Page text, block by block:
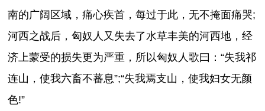
南的广阔区域，痛心疾首，每过于此，无不掩面痛哭;
河西之战后，匈奴人又失去了水草丰美的河西地，经
济上蒙受的损失更为严重，所以匈奴人歌曰：“失我祁
连山，使我六畜不蕃息”;“失我焉支山，使我妇女无颜
色!”